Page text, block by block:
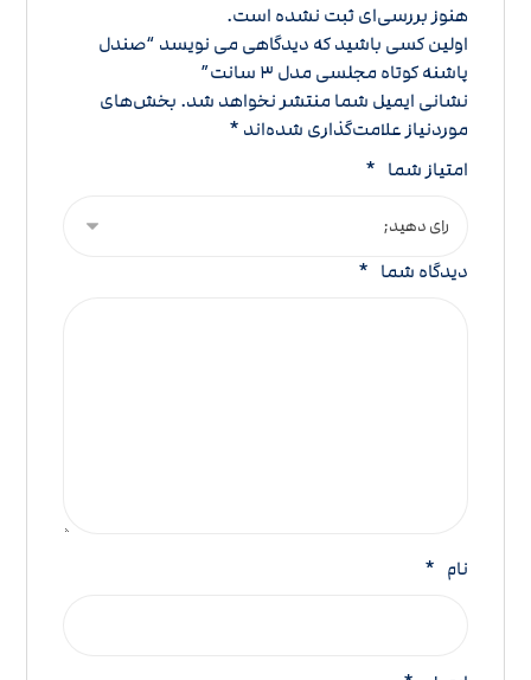
هنوز بررسی‌ای ثبت نشده است.
اولین کسی باشید که دیدگاهی می نویسد “صندل
پاشنه کوتاه مجلسی مدل 3 سانت”
نشانی ایمیل شما منتشر نخواهد شد. بخش‌های
موردنیاز علامت‌گذاری شده‌اند *
امتیاز شما *
دیدگاه شما *
نام *